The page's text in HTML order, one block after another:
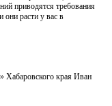
приводятся требования
они расти у вас в
Хабаровского края Иван